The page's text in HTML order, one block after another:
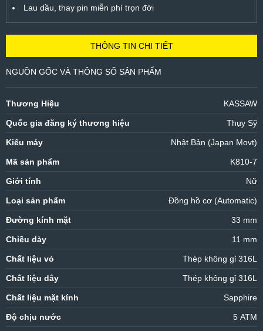
Lau dầu, thay pin miễn phí trọn đời
THÔNG TIN CHI TIẾT
NGUỒN GỐC VÀ THÔNG SỐ SẢN PHẨM
Thương Hiệu KASSAW
Quốc gia đăng ký thương hiệu Thụy Sỹ
Kiểu máy Nhật Bản (Japan Movt)
Mã sản phẩm K810-7
Giới tính Nữ
Loại sản phẩm Đồng hồ cơ (Automatic)
Đường kính mặt 33 mm
Chiều dày 11 mm
Chất liệu vỏ Thép không gỉ 316L
Chất liệu dây Thép không gỉ 316L
Chất liệu mặt kính Sapphire
Độ chịu nước 5 ATM